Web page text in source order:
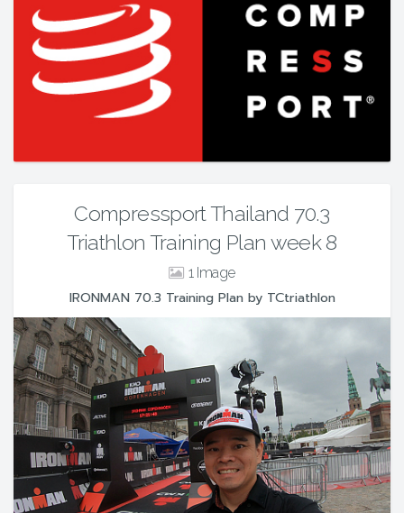
Compressport Thailand 70.3
Triathlon Training Plan week 8
1
IRONMAN 70.3 Training Plan by TCtriathlon